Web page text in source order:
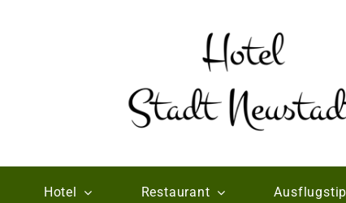
Hotel Restaurant